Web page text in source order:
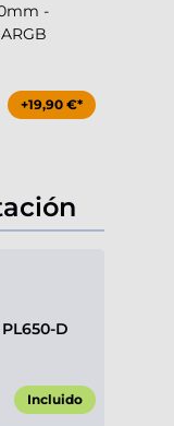
-
+19,90 €*
D
Incluido